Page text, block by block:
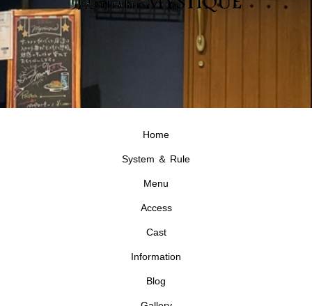
Home
System ＆ Rule
Menu
Access
Cast
Information
Blog